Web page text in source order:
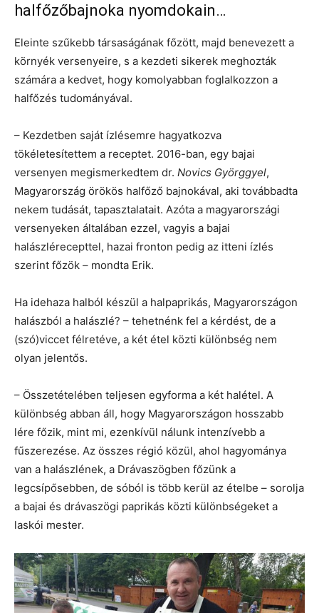
halfőzőbajnoka nyomdokain…
Eleinte szűkebb társaságának főzött, majd benevezett a
környék versenyeire, s a kezdeti sikerek meghozták
számára a kedvet, hogy komolyabban foglalkozzon a
halfőzés tudományával.
– Kezdetben saját ízlésemre hagyatkozva
tökéletesítettem a receptet. 2016-ban, egy bajai
versenyen megismerkedtem dr. Novics Györggyel,
Magyarország örökös halfőző bajnokával, aki továbbadta
nekem tudását, tapasztalatait. Azóta a magyarországi
versenyeken általában ezzel, vagyis a bajai
halászlérecepttel, hazai fronton pedig az itteni ízlés
szerint főzök – mondta Erik.
Ha idehaza halból készül a halpaprikás, Magyarországon
halászból a halászlé? – tehetnénk fel a kérdést, de a
(szó)viccet félretéve, a két étel közti különbség nem
olyan jelentős.
– Összetételében teljesen egyforma a két halétel. A
különbség abban áll, hogy Magyarországon hosszabb
lére főzik, mint mi, ezenkívül nálunk intenzívebb a
fűszerezése. Az összes régió közül, ahol hagyománya
van a halászlének, a Drávaszögben főzünk a
legcsípősebben, de sóból is több kerül az ételbe – sorolja
a bajai és drávaszögi paprikás közti különbségeket a
laskói mester.